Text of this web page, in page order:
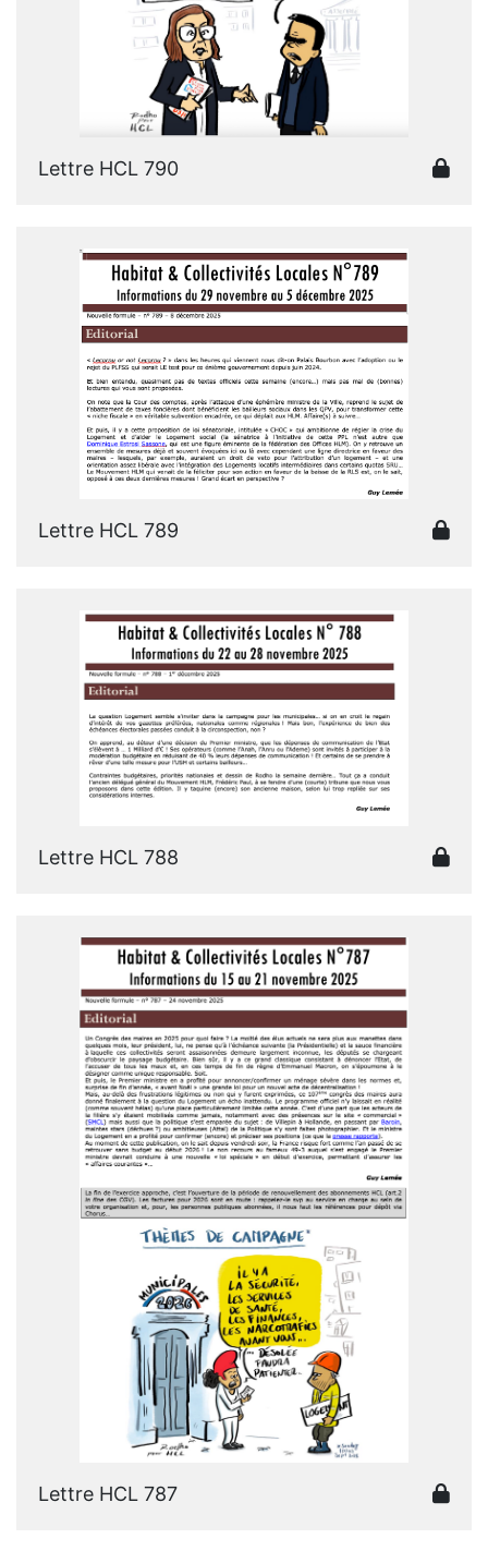
Lettre HCL 790
Lettre HCL 789
Lettre HCL 788
Lettre HCL 787